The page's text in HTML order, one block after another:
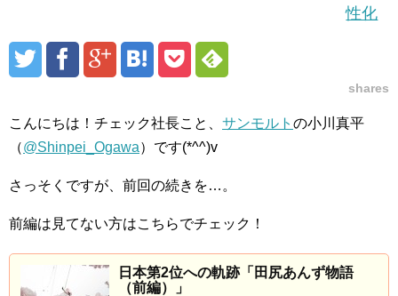
性化
shares
こんにちは！チェック社長こと、 サンモルト の小川真平
（@Shinpei_Ogawa）です(*^^)v
さっそくですが、前回の続きを…。
前編は見てない方はこちらでチェック！
日本第2位への軌跡「田尻あんず物語
（前編）」